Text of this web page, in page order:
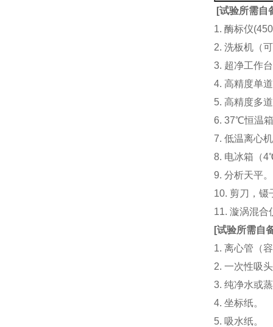
[试验所需自
1. 酶标仪
2. 洗板机（
3. 超净工作
4. 高精度单
5. 高精度多
6. 37℃恒温
7. 低温离心
8. 电冰箱（
9. 分析天平。
10. 剪刀，镊
11. 漩涡混
[试验所需自
1. 离心管（
2. 一次性吸
3. 纯净水或
4. 坐标纸。
5. 吸水纸。